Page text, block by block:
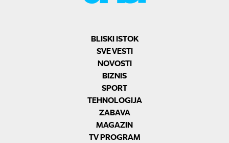
BLISKI ISTOK
SVE VESTI
NOVOSTI
BIZNIS
SPORT
TEHNOLOGIJA
ZABAVA
MAGAZIN
TV PROGRAM